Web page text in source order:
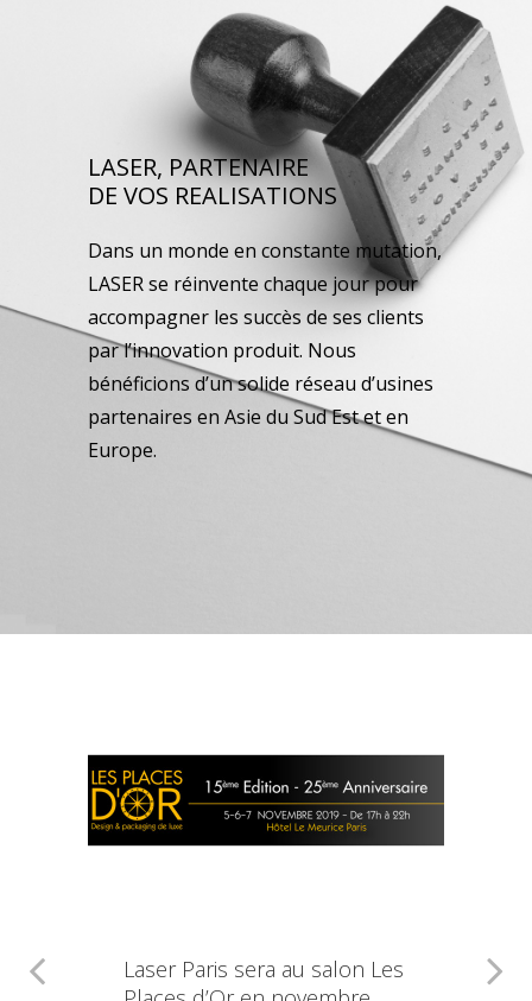
LASER, PARTENAIRE
DE VOS REALISATIONS
Dans un monde en constante mutation,
LASER se réinvente chaque jour pour
accompagner les succès de ses clients
par l’innovation produit. Nous
bénéficions d’un solide réseau d’usines
partenaires en Asie du Sud Est et en
Europe.
Laser Paris sera au salon Les